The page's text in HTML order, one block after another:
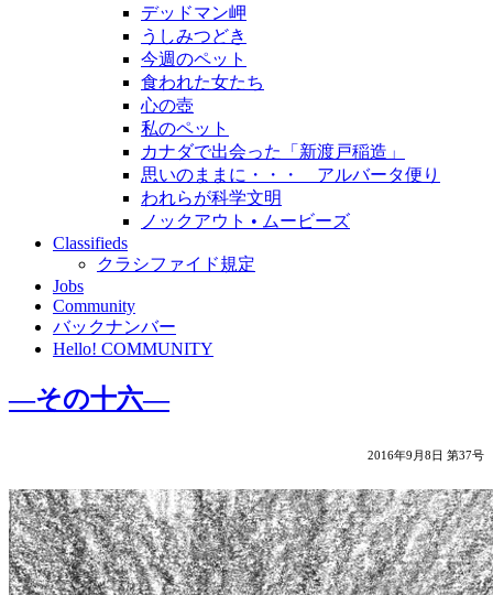
デッドマン岬
うしみつどき
今週のペット
食われた女たち
心の壺
私のペット
カナダで出会った「新渡戸稲造」
思いのままに・・・ アルバータ便り
われらが科学文明
ノックアウト • ムービーズ
Classifieds
クラシファイド規定
Jobs
Community
バックナンバー
Hello! COMMUNITY
―その十六―
2016年9月8日 第37号